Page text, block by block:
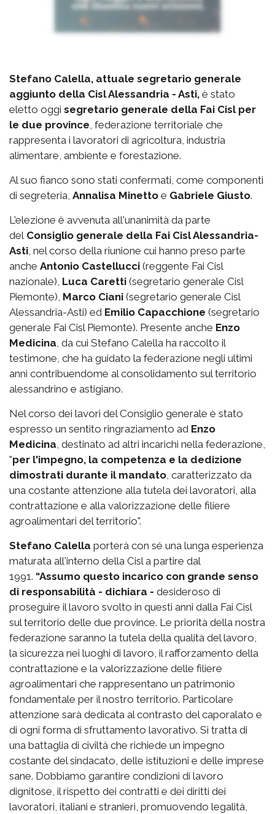
Stefano Calella, attuale segretario generale
aggiunto della Cisl Alessandria - Asti, è stato
eletto oggi segretario generale della Fai Cisl per
le due province, federazione territoriale che
rappresenta i lavoratori di agricoltura, industria
alimentare, ambiente e forestazione.
Al suo fianco sono stati confermati, come componenti
di segreteria, Annalisa Minetto e Gabriele Giusto.
L'elezione è avvenuta all'unanimità da parte
del Consiglio generale della Fai Cisl Alessandria-
Asti, nel corso della riunione cui hanno preso parte
anche Antonio Castellucci (reggente Fai Cisl
nazionale), Luca Caretti (segretario generale Cisl
Piemonte), Marco Ciani (segretario generale Cisl
Alessandria-Asti) ed Emilio Capacchione (segretario
generale Fai Cisl Piemonte). Presente anche Enzo
Medicina, da cui Stefano Calella ha raccolto il
testimone, che ha guidato la federazione negli ultimi
anni contribuendome al consolidamento sul territorio
alessandrino e astigiano.
Nel corso dei lavori del Consiglio generale è stato
espresso un sentito ringraziamento ad Enzo
Medicina, destinato ad altri incarichi nella federazione,
"per l'impegno, la competenza e la dedizione
dimostrati durante il mandato, caratterizzato da
una costante attenzione alla tutela dei lavoratori, alla
contrattazione e alla valorizzazione delle filiere
agroalimentari del territorio".
Stefano Calella porterà con sé una lunga esperienza
maturata all'interno della Cisl a partire dal
1991. “Assumo questo incarico con grande senso
di responsabilità - dichiara - desideroso di
proseguire il lavoro svolto in questi anni dalla Fai Cisl
sul territorio delle due province. Le priorità della nostra
federazione saranno la tutela della qualità del lavoro,
la sicurezza nei luoghi di lavoro, il rafforzamento della
contrattazione e la valorizzazione delle filiere
agroalimentari che rappresentano un patrimonio
fondamentale per il nostro territorio. Particolare
attenzione sarà dedicata al contrasto del caporalato e
di ogni forma di sfruttamento lavorativo. Si tratta di
una battaglia di civiltà che richiede un impegno
costante del sindacato, delle istituzioni e delle imprese
sane. Dobbiamo garantire condizioni di lavoro
dignitose, il rispetto dei contratti e dei diritti dei
lavoratori, italiani e stranieri, promuovendo legalità,